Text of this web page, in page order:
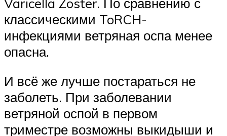
Varicella Zoster. По сравнению с
классическими ToRCH-
инфекциями ветряная оспа менее
опасна.
И всё же лучше постараться не
заболеть. При заболевании
ветряной оспой в первом
триместре возможны выкидыши и